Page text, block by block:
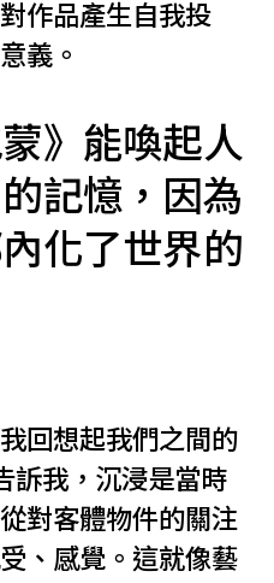
作品產生自我投
義。
》能喚起人
記憶，因為
化了世界的
回想起我們之間的
訴我，沉浸是當時
對客體物件的關注
、感覺。這就像藝